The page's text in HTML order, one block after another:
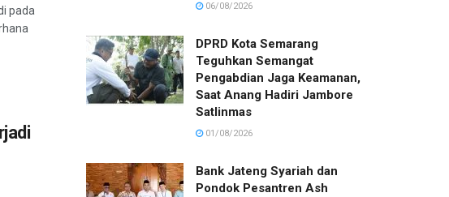
pada
06/08/2026
DPRD Kota Semarang
Teguhkan Semangat
Pengabdian Jaga Keamanan,
Saat Anang Hadiri Jambore
Satlinmas
01/08/2026
Bank Jateng Syariah dan
Pondok Pesantren Ash